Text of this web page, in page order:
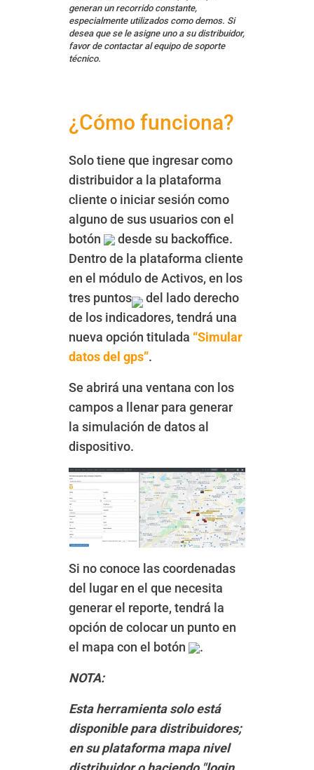
generan un recorrido constante,
especialmente utilizados como demos. Si
desea que se le asigne uno a su distribuidor,
favor de contactar al equipo de soporte
técnico.
¿Cómo funciona?
Solo tiene que ingresar como
distribuidor a la plataforma
cliente o iniciar sesión como
alguno de sus usuarios con el
botón
desde su backoffice.
Dentro de la plataforma cliente
en el módulo de Activos, en los
tres puntos
del lado derecho
de los indicadores, tendrá una
nueva opción titulada “Simular
datos del gps”.
Se abrirá una ventana con los
campos a llenar para generar
la simulación de datos al
dispositivo.
Si no conoce las coordenadas
del lugar en el que necesita
generar el reporte, tendrá la
opción de colocar un punto en
el mapa con el botón
.
NOTA:
Esta herramienta solo está
disponible para distribuidores;
en su plataforma mapa nivel